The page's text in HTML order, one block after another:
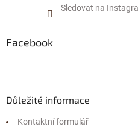
Sledovat na
Facebook
Důležité informace
Kontaktní formulář